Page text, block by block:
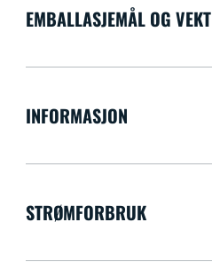
EMBALLASJEMÅL OG VEKT
INFORMASJON
STRØMFORBRUK